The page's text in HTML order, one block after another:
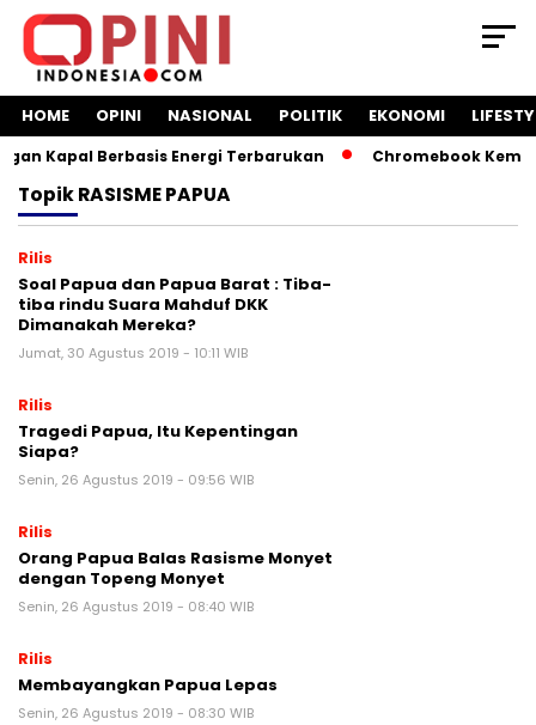
HOME OPINI NASIONAL POLITIK EKONOMI
Kapal Berbasis Energi Terbarukan Chromebook
TopikRASISME PAPUA
Rilis
Soal Papua dan Papua Barat : Tiba-
tiba rindu Suara Mahduf DKK
Dimanakah Mereka?
Jumat, 30 Agustus 2019 - 10:11 WIB
Rilis
Tragedi Papua, Itu Kepentingan
Siapa?
Senin, 26 Agustus 2019 - 09:56 WIB
Rilis
Orang Papua Balas Rasisme Monyet
dengan Topeng Monyet
Senin, 26 Agustus 2019 - 08:40 WIB
Rilis
Membayangkan Papua Lepas
Senin, 26 Agustus 2019 - 08:30 WIB